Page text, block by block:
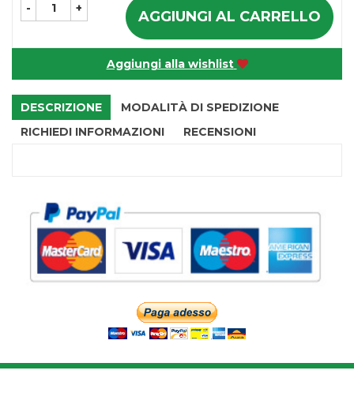
- + AGGIUNGI AL CARRELLO
Aggiungi alla wishlist
DESCRIZIONE
MODALITÀ DI SPEDIZIONE
RICHIEDI INFORMAZIONI
RECENSIONI